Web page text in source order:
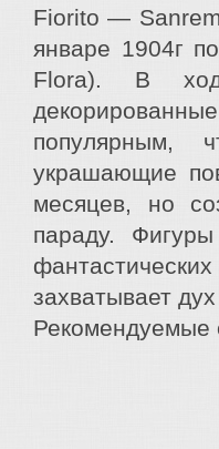
Fiorito —
январе 1904г
Flora). В
популярным,
украшающие
месяцев, но
параду.
захватывает
Рекомендуемые